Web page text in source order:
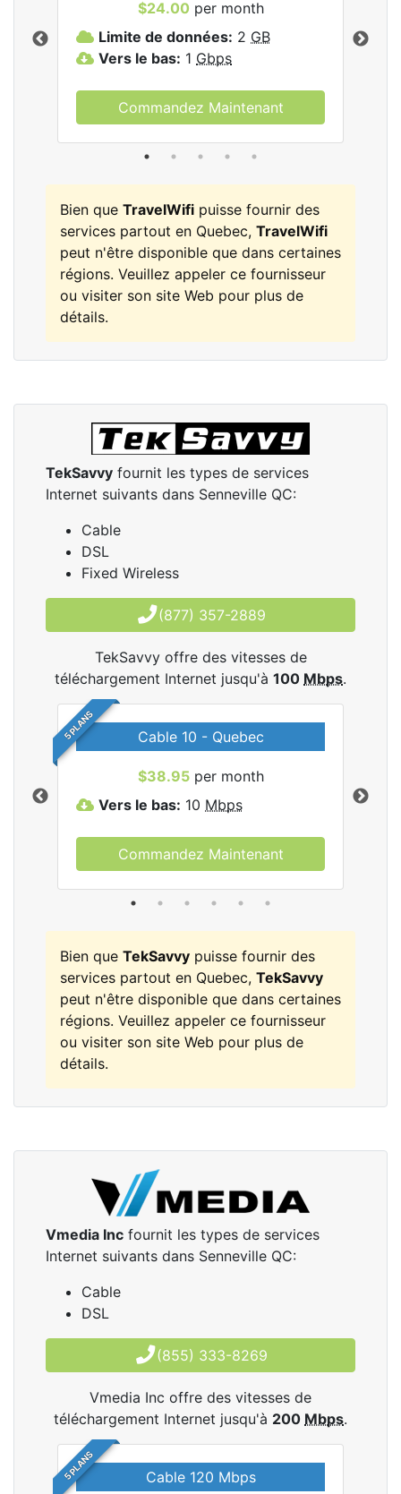
$24.00 per month
Limite de données: 2 GB
Vers le bas: 1 Gbps
Commandez Maintenant
Bien que TravelWifi puisse fournir des
services partout en Quebec, TravelWifi
peut n'être disponible que dans certaines
régions. Veuillez appeler ce fournisseur
ou visiter son site Web pour plus de
détails.
TekSavvy fournit les types de services
Internet suivants dans Senneville QC:
Cable
DSL
Fixed Wireless
(877) 357-2889
TekSavvy offre des vitesses de
téléchargement Internet jusqu'à 100 Mbps.
5 PLANS Cable 10 - Quebec
$38.95per month
Vers le bas: 10 Mbps
Commandez Maintenant
Bien que TekSavvy puisse fournir des
services partout en Quebec, TekSavvy
peut n'être disponible que dans certaines
régions. Veuillez appeler ce fournisseur
ou visiter son site Web pour plus de
détails.
Vmedia Inc fournit les types de services
Internet suivants dans Senneville QC:
Cable
DSL
(855) 333-8269
Vmedia Inc offre des vitesses de
téléchargement Internet jusqu'à 200 Mbps.
5 PLANS Cable 120 Mbps